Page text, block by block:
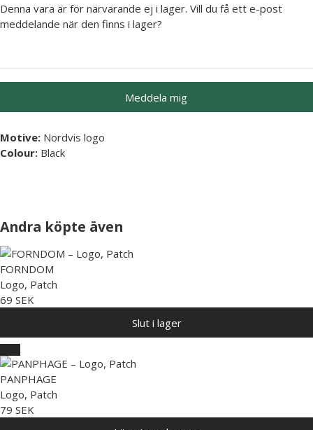
Denna vara är för närvarande ej i lager. Vill du få ett e-post
meddelande när den finns i lager?
Meddela mig
Motive: Nordvis logo
Colour: Black
Andra köpte även
FORNDOM
Logo, Patch
69 SEK
Slut i lager
PANPHAGE
Logo, Patch
79 SEK